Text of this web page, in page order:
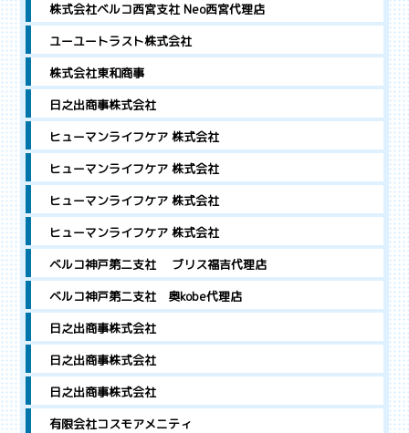
株式会社ベルコ西宮支社 Neo西宮代理店
ユーユートラスト株式会社
株式会社東和商事
日之出商事株式会社
ヒューマンライフケア 株式会社
ヒューマンライフケア 株式会社
ヒューマンライフケア 株式会社
ヒューマンライフケア 株式会社
ベルコ神戸第二支社 ブリス福吉代理店
ベルコ神戸第二支社 奥kobe代理店
日之出商事株式会社
日之出商事株式会社
日之出商事株式会社
有限会社コスモアメニティ